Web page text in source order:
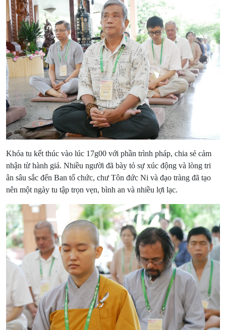
Khóa tu kết thúc vào lúc 17g00 với phần trình pháp, chia sẻ cảm
nhận từ hành giả. Nhiều người đã bày tỏ sự xúc động và lòng tri
ân sâu sắc đến Ban tổ chức, chư Tôn đức Ni và đạo tràng đã tạo
nên một ngày tu tập trọn vẹn, bình an và nhiều lợi lạc.